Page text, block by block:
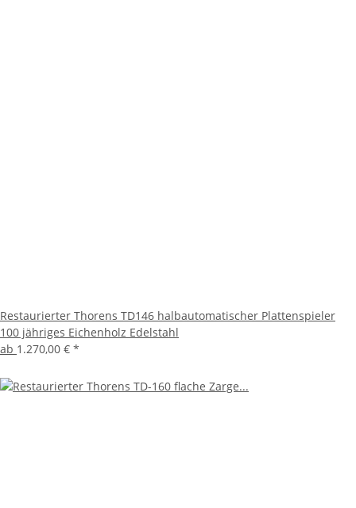
Restaurierter Thorens TD146 halbautomatischer Plattenspieler
100 jähriges Eichenholz Edelstahl
ab 1.270,00 € *